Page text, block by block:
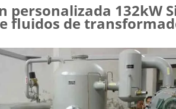
personalizada 132kW
fluidos de